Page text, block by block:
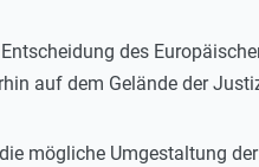
des
auf dem Gelände der
mögliche Umgestaltung